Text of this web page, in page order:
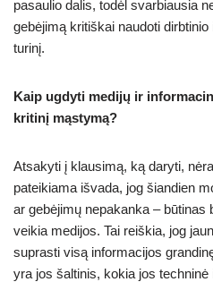
pasaulio dalis, todėl svarbiausia
gebėjimą kritiškai naudoti
turinį.
Kaip ugdyti medijų ir
kritinį mąstymą?
Atsakyti į klausimą, ką daryti,
pateikiama išvada, jog šiandien
ar gebėjimų nepakanka – būtinas
veikia medijos. Tai reiškia, jog
suprasti visą informacijos
yra jos šaltinis, kokia jos